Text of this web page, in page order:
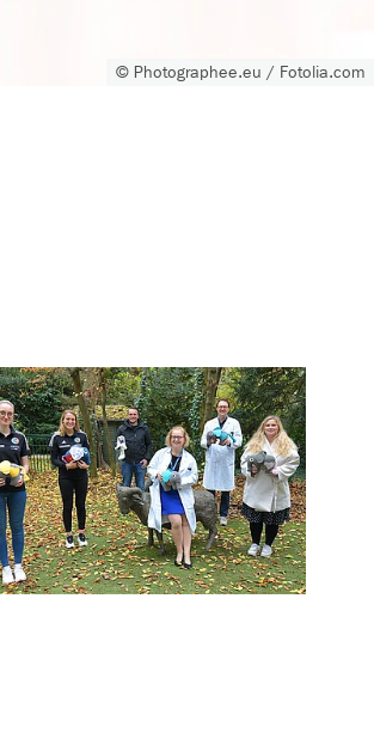
© Photographee.eu / Fotolia.com